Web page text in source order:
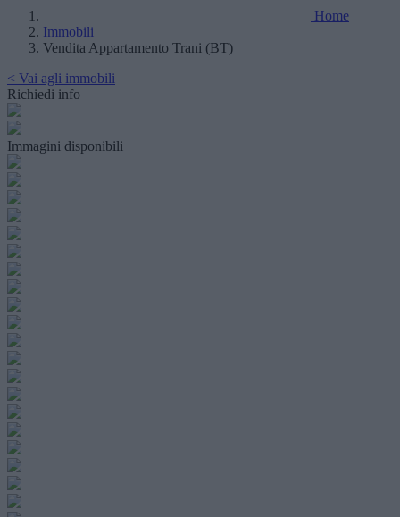
Home
Immobili
Vendita Appartamento Trani (BT)
< Vai agli immobili
Richiedi info
Immagini disponibili